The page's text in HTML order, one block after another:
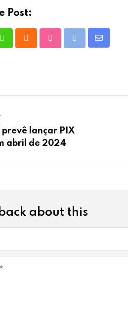
Post:
StumbleUpon
Print
Share
prevê lançar PIX
abril de 2024
about this